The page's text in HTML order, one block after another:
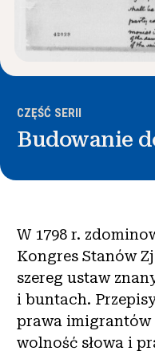
CZĘŚĆ SERII
Budowanie
W 1798 r.
Kongres Stanów
szereg ustaw
i buntach.
prawa imigrantów
wolność słowa i